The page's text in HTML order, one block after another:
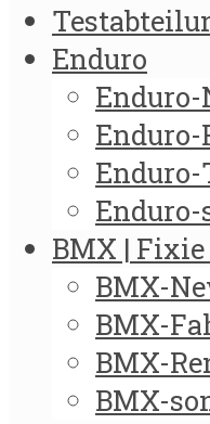
Enduro
Enduro-
Enduro-
Enduro-
BMX |
BMX-
BMX-
BMX-
BMX-